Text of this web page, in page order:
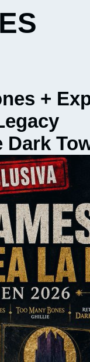
+
Dark